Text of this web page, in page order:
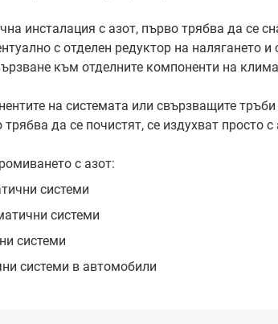
инсталация с азот, първо трябва да се
с отделен редуктор на налягането и
към отделните компоненти на
на системата или свързващите тръби
да се почистят, се издухват просто с
с азот:
системи
системи
системи
системи в автомобили